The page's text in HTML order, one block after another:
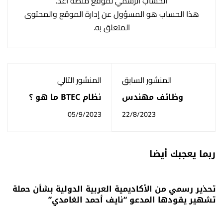
هذا الحساب هو المسؤول عن إدارة الموقع والمحتوى
المتعلق به.
المنشور السابق
وظائف مهندس
ميكانيكا في
السعودية: تعرف على
22/8/2023
المنشور التالي
نظام BTEC ما هو ؟
05/9/2023
ربما يعجبك أيضا
تحذير رسمي من الأكاديمية العربية الدولية بشأن حملة
تشهير يقودها المدعو “نايف أحمد الغامدي”